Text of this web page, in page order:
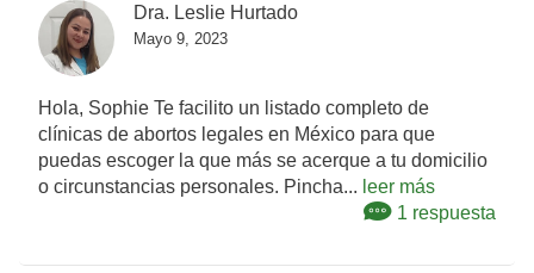
Dra. Leslie Hurtado
Mayo 9, 2023
Hola, Sophie Te facilito un listado completo de
clínicas de abortos legales en México para que
puedas escoger la que más se acerque a tu domicilio
o circunstancias personales. Pincha... leer más
1 respuesta